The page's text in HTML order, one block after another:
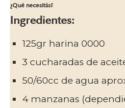
¿Qué necesitás?
Ingredientes:
125gr harina 0000
3 cucharadas de
50/60cc de agua
4 manzanas